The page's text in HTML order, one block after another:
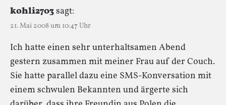
kohli2703sagt:
21. Mai 2008 um 10:47 Uhr
Ich hatte einen sehr unterhaltsamen Abend
gestern zusammen mit meiner Frau auf der Couch.
Sie hatte parallel dazu eine SMS-Konversation mit
einem schwulen Bekannten und ärgerte sich